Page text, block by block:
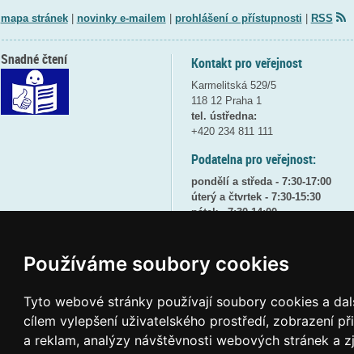
Používáme soubory cookies
Tyto webové stránky používají soubory cookies a
cílem vylepšení uživatelského prostředí, zobrazení
a reklam, analýzy návštěvnosti webových stránek a
mapa stránek| novinky e-mailem prohlášení o přístupnosti RSS
Kontakt pro veřejnost
Karmelitská 529/5
118 12 Praha 1
tel. ústředna:
+420 234 811 111
Podatelna pro veřejnost:
pondělí a středa - 7:30-17:00
úterý a čtvrtek - 7:30-15:30
pátek - 7:30-14:00
(více informacíZDE)
posta@msmtgovcz
ID datové schránky: vidaawt
Snadné čtení